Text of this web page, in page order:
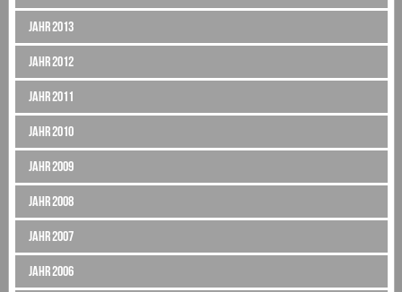
Jahr 2013
Jahr 2012
Jahr 2011
Jahr 2010
Jahr 2009
Jahr 2008
Jahr 2007
Jahr 2006